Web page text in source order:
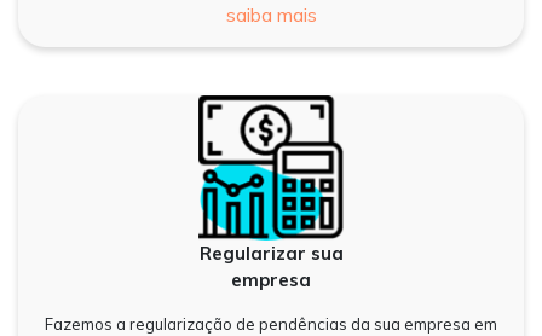
saiba mais
Regularizar sua
empresa
Fazemos a regularização de pendências da sua empresa em